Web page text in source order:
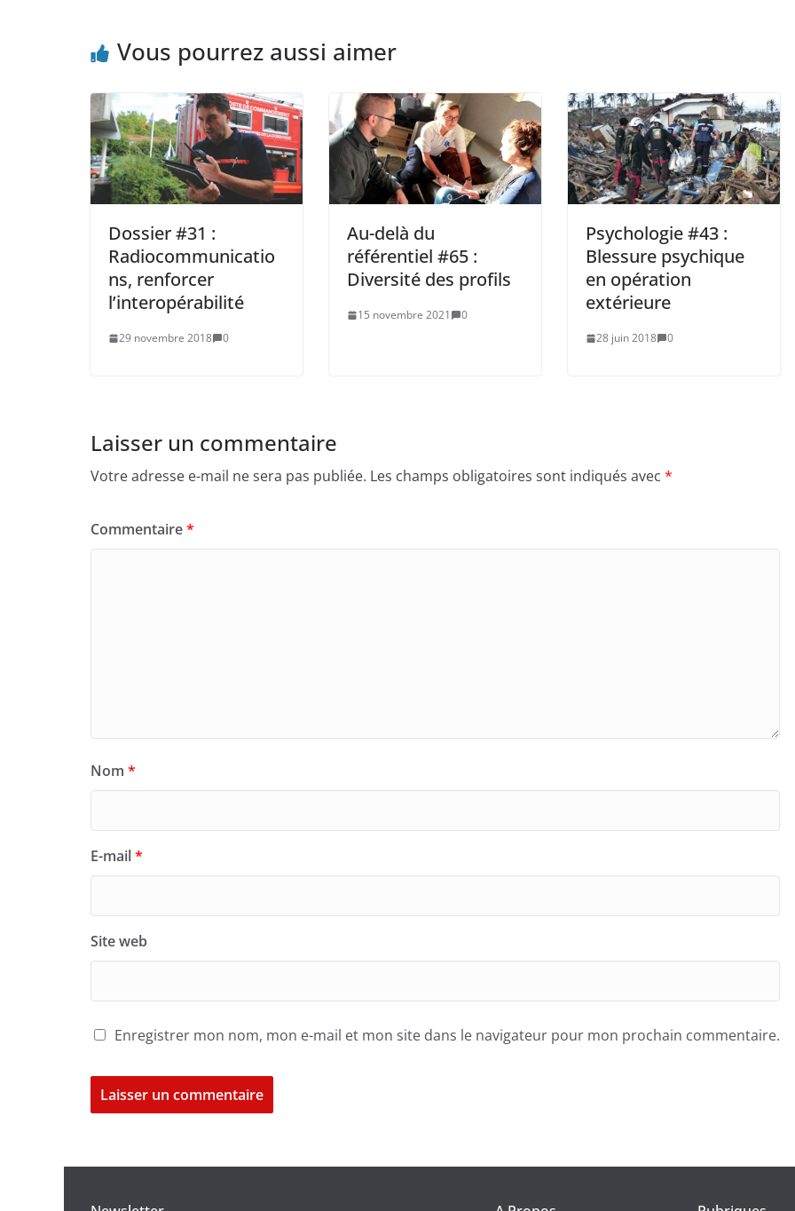
Vous pourrez aussi aimer
Dossier #31 :
Radiocommunicatio
ns, renforcer
l’interopérabilité
29 novembre 2018 0
Au-delà du
référentiel #65 :
Diversité des profils
15 novembre 2021 0
Psychologie #43 :
Blessure psychique
en opération
extérieure
28 juin 2018 0
Laisser un commentaire
Votre adresse e-mail ne sera pas publiée. Les champs obligatoires sont indiqués avec *
Commentaire*
Nom *
E-mail*
Site web
Enregistrer mon nom, mon e-mail et mon site dans le navigateur pour mon prochain commentaire.